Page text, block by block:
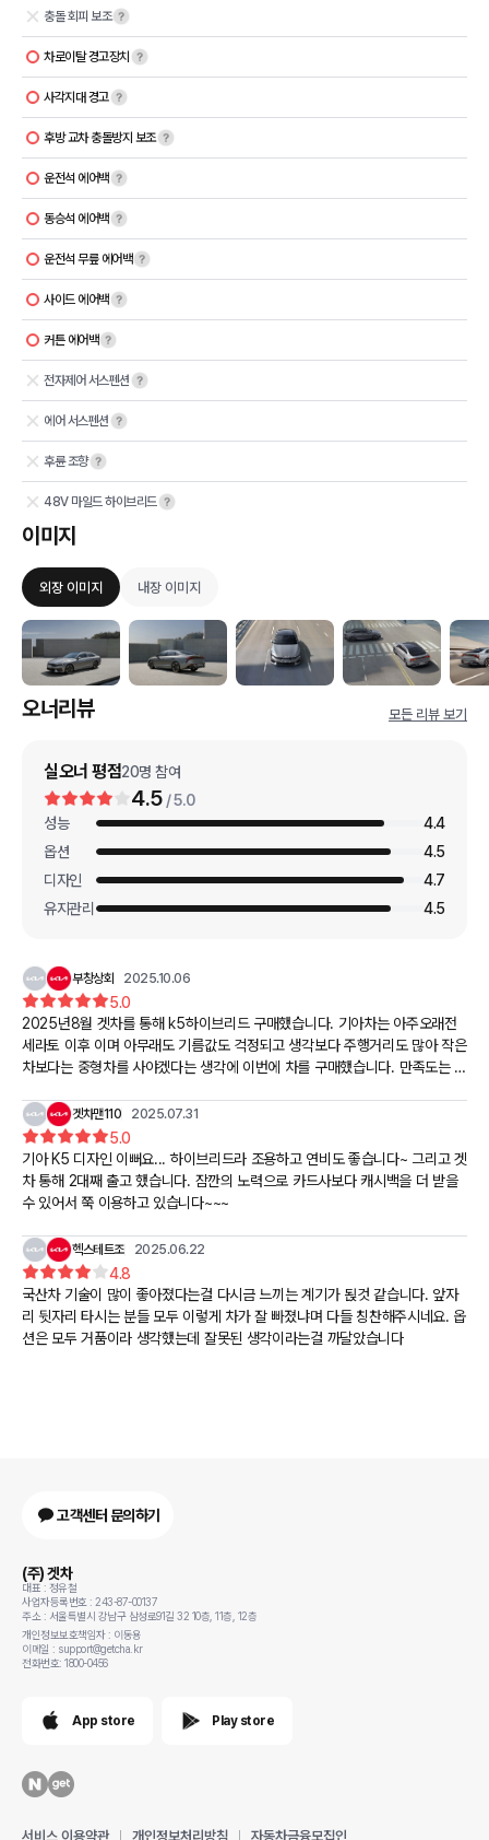
충돌 회피 보조
차로이탈 경고장치
사각지대 경고
후방 교차 충돌방지 보조
운전석 에어백
동승석 에어백
운전석 무릎 에어백
사이드 에어백
커튼 에어백
전자제어 서스펜션
에어 서스펜션
후륜 조향
48V 마일드 하이브리드
이미지
외장 이미지 내장 이미지
오너리뷰 모든 리뷰 보기
실오너 평점20명 참여
4.5 / 5.0
성능
4.4
옵션
4.5
디자인
4.7
유지관리
4.5
부창상회 2025.10.06
5.0
2025년8월 겟차를 통해 k5하이브리드 구매했습니다. 기아차는 아주오래전
세라토 이후 이며 아무래도 기름값도 걱정되고 생각보다 주행거리도 많아 작은
차보다는 중형차를 사야겠다는 생각에 이번에 차를 구매했습니다. 만족도는 9
겟차맨110 2025.07.31
5.0
기아 K5 디자인 이뻐요... 하이브리드라 조용하고 연비도 좋습니다~ 그리고 겟
차 통해 2대째 출고 했습니다. 잠깐의 노력으로 카드사보다 캐시백을 더 받을
수 있어서 쭉 이용하고 있습니다~~~
헥스테트조 2025.06.22
4.8
국산차 기술이 많이 좋아졌다는걸 다시금 느끼는 계기가 됝것 같습니다. 앞자
리 뒷자리 타시는 분들 모두 이렇게 차가 잘 빠졌냐며 다들 칭찬해주시네요. 옵
션은 모두 거품이라 생각했는데 잘못된 생각이라는걸 까달았습니다
고객센터 문의하기
(주) 겟차
대표 : 정유철
사업자등록번호 : 243-87-00137
주소 : 서울특별시 강남구 삼성로91길 32 10층, 11층, 12층
개인정보보호책임자 : 이동용
이메일 : support@getcha.kr
전화번호: 1800-0456
App store Play store
서비스 이용약관 개인정보처리방침 자동차금융모집인